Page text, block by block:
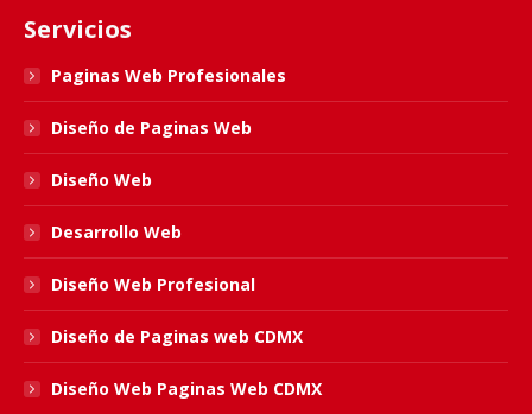
opens
in
new
window
opens
in
new
window
opens
new
window
in
new
window
Servicios
Paginas Web Profesionales
Diseño de Paginas Web
Diseño Web
Desarrollo Web
Diseño Web Profesional
Diseño de Paginas web CDMX
Diseño Web Paginas Web CDMX